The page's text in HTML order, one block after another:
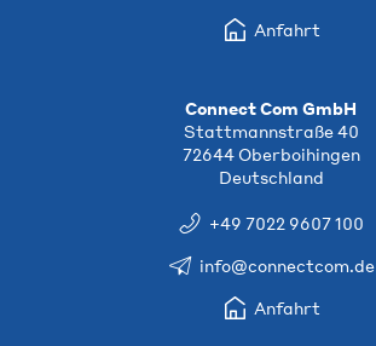
Anfahrt
Connect Com GmbH
Stattmannstraße 40
72644 Oberboihingen
Deutschland
+49 7022 9607 100
info@connectcom.de
Anfahrt